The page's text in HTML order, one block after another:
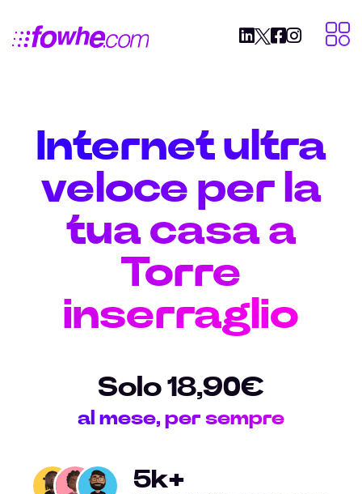
Internet ultra
veloce per la
tua casa a
Torre
inserraglio
Solo 18,90€
al mese, per sempre
5k+